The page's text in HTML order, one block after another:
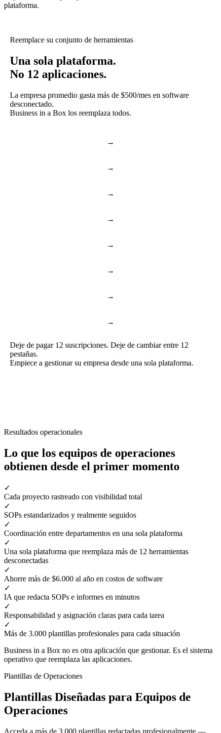
plataforma.
Reemplace su conjunto de herramientas
Una sola plataforma.
No 12 aplicaciones.
La empresa promedio gasta más de $500/mes en software
desconectado.
Business in a Box los reemplaza todos.
→
→
→
→
→
→
→
→
Deje de pagar 12 suscripciones. Deje de cambiar entre 12
pestañas.
Empiece a gestionar su empresa desde una sola plataforma.
Resultados operacionales
Lo que los equipos de operaciones
obtienen desde el primer momento
✓
Cada proyecto rastreado con visibilidad total
✓
SOPs estandarizados y realmente seguidos
✓
Coordinación entre departamentos en una sola plataforma
✓
Una sola plataforma que reemplaza más de 12 herramientas
desconectadas
✓
Ahorre más de $6.000 al año en costos de software
✓
IA que redacta SOPs e informes en minutos
✓
Responsabilidad y asignación claras para cada tarea
✓
Más de 3.000 plantillas profesionales para cada situación
Business in a Box no es otra aplicación que gestionar. Es el sistema
operativo que reemplaza las aplicaciones.
Plantillas de Operaciones
Plantillas Diseñadas para Equipos de
Operaciones
Acceda a más de 3.000 plantillas redactadas profesionalmente —